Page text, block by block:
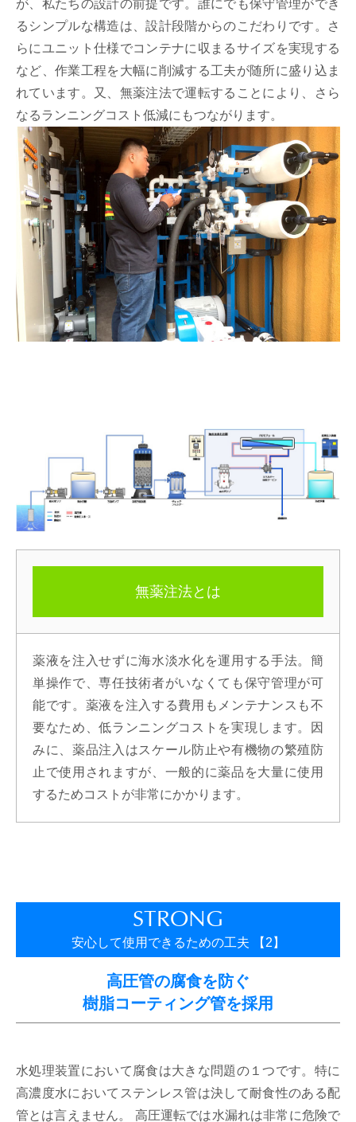
が、私たちの設計の前提です。誰にでも保守管理ができ
るシンプルな構造は、設計段階からのこだわりです。さ
らにユニット仕様でコンテナに収まるサイズを実現する
など、作業工程を大幅に削減する工夫が随所に盛り込ま
れています。又、無薬注法で運転することにより、さら
なるランニングコスト低減にもつながります。
無薬注法とは
薬液を注入せずに海水淡水化を運用する手法。簡
単操作で、専任技術者がいなくても保守管理が可
能です。薬液を注入する費用もメンテナンスも不
要なため、低ランニングコストを実現します。因
みに、薬品注入はスケール防止や有機物の繁殖防
止で使用されますが、一般的に薬品を大量に使用
するためコストが非常にかかります。
STRONG
安心して使用できるための工夫 【2】
高圧管の腐食を防ぐ
樹脂コーティング管を採用
水処理装置において腐食は大きな問題の１つです。特に
高濃度水においてステンレス管は決して耐食性のある配
管とは言えません。 高圧運転では水漏れは非常に危険で